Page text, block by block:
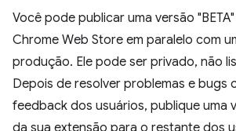
Você pode publicar uma versão "BETA"
Chrome Web Store em paralelo com
produção. Ele pode ser privado, não
Depois de resolver problemas e bugs
feedback dos usuários, publique uma
da sua extensão para o restante dos